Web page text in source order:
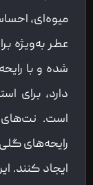
میوه‌ای،
عطر به‌ویژه
شده و با
دارد، برای
است. نت‌های
رایحه‌های
ایجاد کنند.